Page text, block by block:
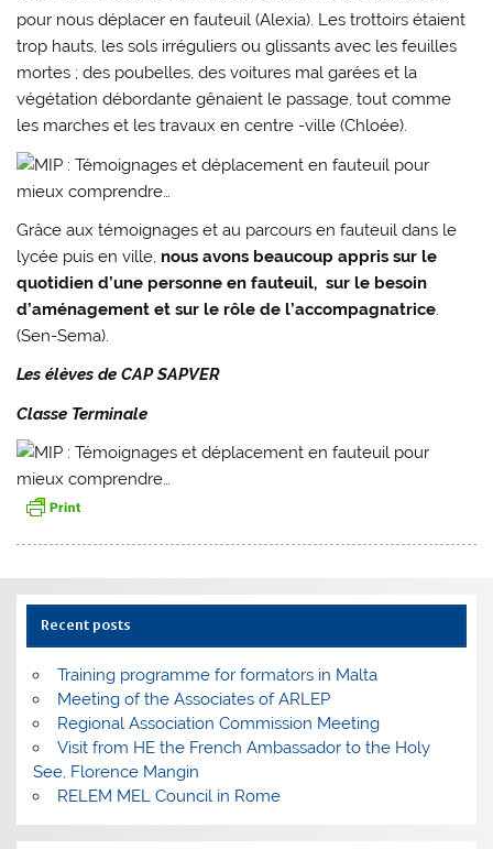
pour nous déplacer en fauteuil (Alexia). Les trottoirs étaient
trop hauts, les sols irréguliers ou glissants avec les feuilles
mortes ; des poubelles, des voitures mal garées et la
végétation débordante gênaient le passage, tout comme
les marches et les travaux en centre -ville (Chloée).
Grâce aux témoignages et au parcours en fauteuil dans le
lycée puis en ville, nous avons beaucoup appris sur le
quotidien d’une personne en fauteuil, sur le besoin
d’aménagement et sur le rôle de l’accompagnatrice.
(Sen-Sema).
Les élèves de CAP SAPVER
Classe Terminale
Recent posts
Training programme for formators in Malta
Meeting of the Associates of ARLEP
Regional Association Commission Meeting
Visit from HE the French Ambassador to the Holy
See, Florence Mangin
RELEM MEL Council in Rome